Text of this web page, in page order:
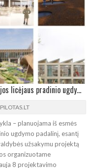
8 ATNAUJINIMO IDĖJOS: VGTU inžinerijos licėjaus pradinio ugdymo padalinio architektūros konkursas
PILOTAS.LT
– planuojama iš esmės
ugdymo padalinį, esantį
užsakymu projektą
organizuotame
8 projektavimo